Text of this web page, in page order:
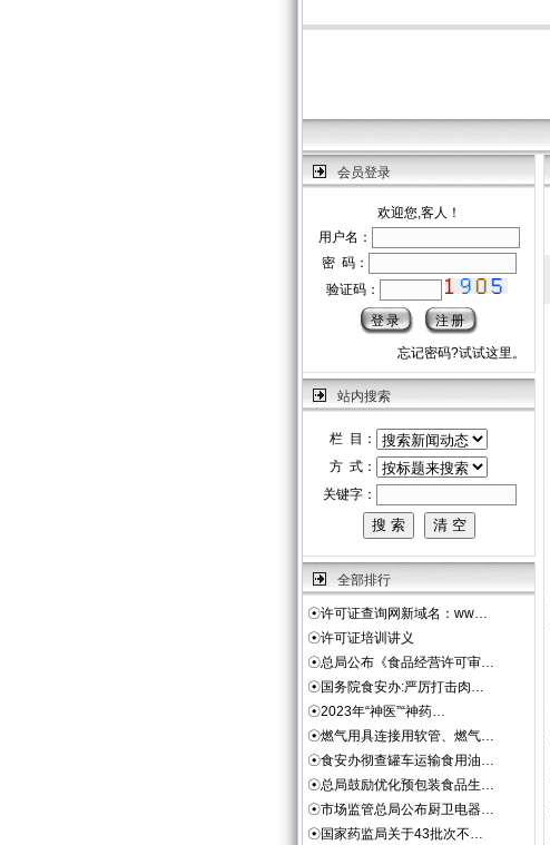
会员登录
欢迎您,客人！
用户名：
密 码：
验证码：
忘记密码?试试这里。
站内搜索
栏 目：
方 式：
关键字：
全部排行
☉许可证查询网新域名：ww…
☉许可证培训讲义
☉总局公布《食品经营许可审…
☉国务院食安办:严厉打击肉…
☉2023年“神医”“神药…
☉燃气用具连接用软管、燃气…
☉食安办彻查罐车运输食用油…
☉总局鼓励优化预包装食品生…
☉市场监管总局公布厨卫电器…
☉国家药监局关于43批次不…